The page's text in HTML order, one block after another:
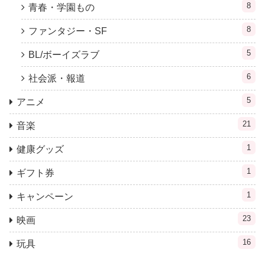
青春・学園もの 8
ファンタジー・SF 8
BL/ボーイズラブ 5
社会派・報道 6
アニメ 5
音楽 21
健康グッズ 1
ギフト券 1
キャンペーン 1
映画 23
玩具 16